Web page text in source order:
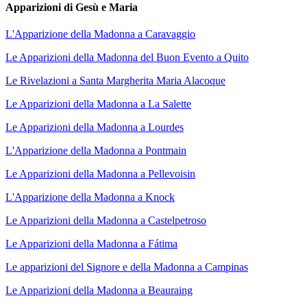
Apparizioni di Gesù e Maria
L'Apparizione della Madonna a Caravaggio
Le Apparizioni della Madonna del Buon Evento a Quito
Le Rivelazioni a Santa Margherita Maria Alacoque
Le Apparizioni della Madonna a La Salette
Le Apparizioni della Madonna a Lourdes
L'Apparizione della Madonna a Pontmain
Le Apparizioni della Madonna a Pellevoisin
L'Apparizione della Madonna a Knock
Le Apparizioni della Madonna a Castelpetroso
Le Apparizioni della Madonna a Fátima
Le apparizioni del Signore e della Madonna a Campinas
Le Apparizioni della Madonna a Beauraing